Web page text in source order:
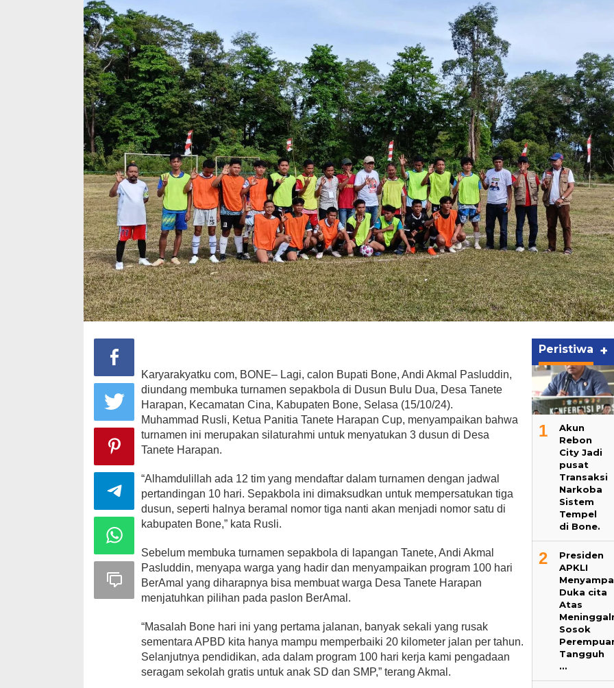
Karyarakyatku com, BONE– Lagi, calon Bupati Bone, Andi Akmal Pasluddin,
diundang membuka turnamen sepakbola di Dusun Bulu Dua, Desa Tanete
Harapan, Kecamatan Cina, Kabupaten Bone, Selasa (15/10/24).
Muhammad Rusli, Ketua Panitia Tanete Harapan Cup, menyampaikan bahwa
turnamen ini merupakan silaturahmi untuk menyatukan 3 dusun di Desa
Tanete Harapan.
“Alhamdulillah ada 12 tim yang mendaftar dalam turnamen dengan jadwal
pertandingan 10 hari. Sepakbola ini dimaksudkan untuk mempersatukan tiga
dusun, seperti halnya beramal nomor tiga nanti akan menjadi nomor satu di
kabupaten Bone,” kata Rusli.
Sebelum membuka turnamen sepakbola di lapangan Tanete, Andi Akmal
Pasluddin, menyapa warga yang hadir dan menyampaikan program 100 hari
BerAmal yang diharapnya bisa membuat warga Desa Tanete Harapan
menjatuhkan pilihan pada paslon BerAmal.
“Masalah Bone hari ini yang pertama jalanan, banyak sekali yang rusak
sementara APBD kita hanya mampu memperbaiki 20 kilometer jalan per tahun.
Selanjutnya pendidikan, ada dalam program 100 hari kerja kami pengadaan
seragam sekolah gratis untuk anak SD dan SMP,” terang Akmal.
Peristiwa +
1
Akun
Rebon
City Jadi
pusat
Transaksi
Narkoba
Sistem
Tempel
di Bone.
2
Presiden
APKLI
Duka cita
Atas
Sosok
Tangguh
…